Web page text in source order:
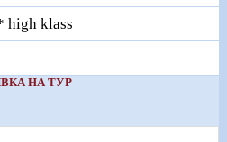
high klass
НА ТУР